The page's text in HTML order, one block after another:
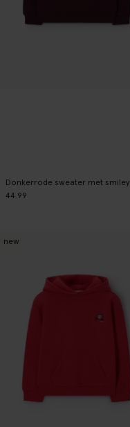
Donkerrode sweater met smiley
44.99
new